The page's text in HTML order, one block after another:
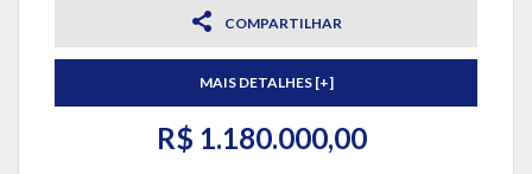
COMPARTILHAR
MAIS DETALHES [+]
R$ 1.180.000,00